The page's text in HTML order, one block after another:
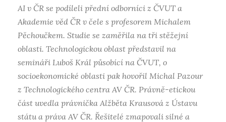
AI v ČR se podíleli přední odborníci z ČVUT a
Akademie věd ČR v čele s profesorem Michalem
Pěchoučkem. Studie se zaměřila na tři stěžejní
oblasti. Technologickou oblast představil na
semináři Luboš Král působící na ČVUT, o
socioekonomické oblasti pak hovořil Michal Pazour
z Technologického centra AV ČR. Právně-etickou
část uvedla právnička Alžběta Krausová z Ústavu
státu a práva AV ČR. Řešitelé zmapovali silné a